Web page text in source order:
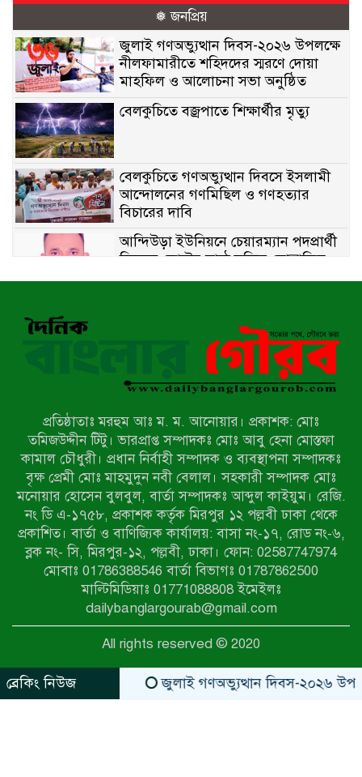
❅ জনপ্রিয়
জুলাই গণঅভ্যুত্থান দিবস-২০২৬ উপলক্ষে
নীলফামারীতে শহিদদের স্মরণে দোয়া
মাহফিল ও আলোচনা সভা অনুষ্ঠিত
বেলকুচিতে বজ্রপাতে শিক্ষার্থীর মৃত্যু
বেলকুচিতে গণঅভ্যুত্থান দিবসে ইসলামী
আন্দোলনের গণমিছিল ও গণহত্যার
বিচারের দাবি
আন্দিউড়া ইউনিয়নে চেয়ারম্যান পদপ্রার্থী
হিসেবে ভোটের মাঠে সক্রিয় মোত্তাকিম
চৌধুরী
নওগাঁয় সন্ত্রাসী হামলায় বিএনপি নেতা
গুরুতর জখম
টেকনাফের পাহাড়ে র‍্যাবের অভিযান:
অপহৃত ৩ রোহিঙ্গা উদ্ধার, গ্রেপ্তার ১
পোরশায় গণঅভ্যুত্থান দিবসে শহিদ ও
জুলাই যোদ্ধাদের সংবর্ধনা
৩৬ জুলাই মহামুক্তি দিবস: শ্রমজীবী
মানুষের অধিকার রক্ষায় সিরাজগঞ্জে শ্রমিক
অধিকার পরিষদের জোরালো অবস্থান
বাকেরগঞ্জে ইমাম, মোয়াজ্জিন ও
খাদেমদের সাথে এমপি আবুল হোসেনের
মতবিনিময় সভা
প্রতিষ্ঠাতাঃ মরহুম আঃ ম. ম. আনোয়ার। প্রকাশক: মোঃ
তমিজউদ্দীন টিটু। ভারপ্রাপ্ত সম্পাদকঃ মোঃ আবু হেনা মোস্তফা
কামাল চৌধুরী। প্রধান নির্বাহী সম্পাদক ও ব্যবস্থাপনা সম্পাদকঃ
বৃক্ষ প্রেমী মোঃ মাহমুদুন নবী বেলাল। সহকারী সম্পাদক মোঃ
মনোয়ার হোসেন বুলবুল, বার্তা সম্পাদকঃ আব্দুল কাইয়ুম। রেজি.
নং ডি এ-১৭৫৮, প্রকাশক কর্তৃক মিরপুর ১২ পল্লবী ঢাকা থেকে
প্রকাশিত। বার্তা ও বাণিজ্যিক কার্যালয়: বাসা নং-১৭, রোড নং-৬,
ব্লক নং- সি, মিরপুর-১২, পল্লবী, ঢাকা। ফোন: 02587747974
মোবাঃ 01786388546 বার্তা বিভাগঃ 01787862500
মাল্টিমিডিয়াঃ 01771088808 ইমেইলঃ
dailybanglargourab@gmail.com
All rights reserved © 2020
ব্রেকিং নিউজ
জুলাই গণঅভ্যুত্থান দিবস-২০২৬ উপলক্ষে